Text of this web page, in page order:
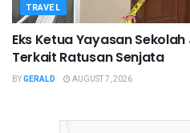
TRAVEL
Eks Ketua Yayasan
Terkait Ratusan Senjata
BYGERALD AUGUST 7, 2026